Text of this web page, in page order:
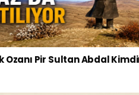
Ozanı Pir Sultan Abdal